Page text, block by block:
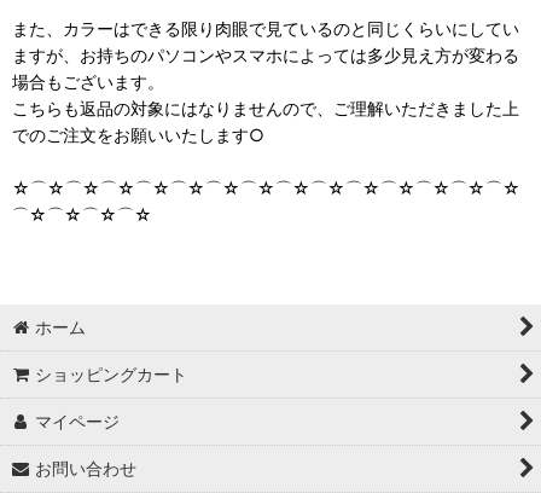
また、カラーはできる限り肉眼で見ているのと同じくらいにしてい
ますが、お持ちのパソコンやスマホによっては多少見え方が変わる
場合もございます。
こちらも返品の対象にはなりませんので、ご理解いただきました上
でのご注文をお願いいたします○
☆⌒☆⌒☆⌒☆⌒☆⌒☆⌒☆⌒☆⌒☆⌒☆⌒☆⌒☆⌒☆⌒☆⌒☆
⌒☆⌒☆⌒☆⌒☆
ホーム
ショッピングカート
マイページ
お問い合わせ